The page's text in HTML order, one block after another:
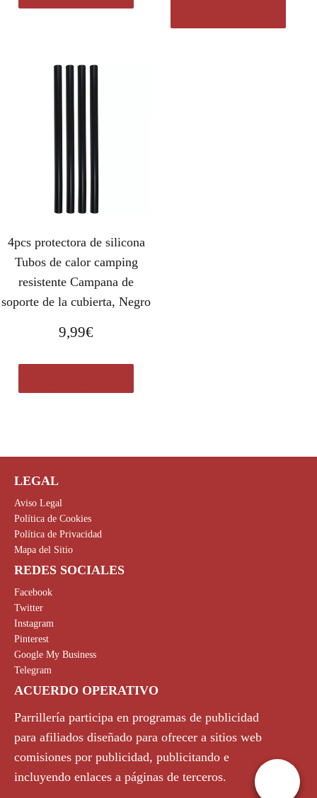
4pcs protectora de silicona
Tubos de calor camping
resistente Campana de
soporte de la cubierta, Negro
9,99€
LEGAL
Aviso Legal
Política de Cookies
Política de Privacidad
Mapa del Sitio
REDES SOCIALES
Facebook
Twitter
Instagram
Pinterest
Google My Business
Telegram
ACUERDO OPERATIVO
Parrillería participa en programas de publicidad
para afiliados diseñado para ofrecer a sitios web
comisiones por publicidad, publicitando e
incluyendo enlaces a páginas de terceros.